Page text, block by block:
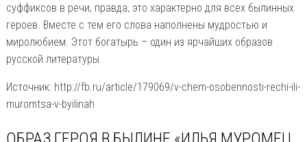
суффиксов в речи, правда, это характерно для всех былинных
героев. Вместе с тем его слова наполнены мудростью и
миролюбием. Этот богатырь – один из ярчайших образов
русской литературы.
Источник: http://fb.ru/article/179069/v-chem-osobennosti-rechi-ili-
muromtsa-v-byilinah